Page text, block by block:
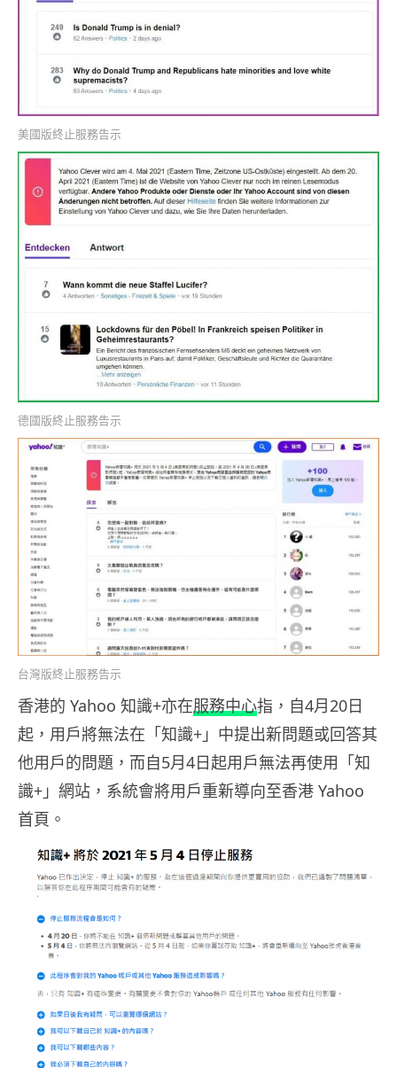
美國版終止服務告示
德國版終止服務告示
台灣版終止服務告示
香港的 Yahoo 知識+亦在服務中心指，自4月20日
起，用戶將無法在「知識+」中提出新問題或回答其
他用戶的問題，而自5月4日起用戶無法再使用「知
識+」網站，系統會將用戶重新導向至香港 Yahoo
首頁。